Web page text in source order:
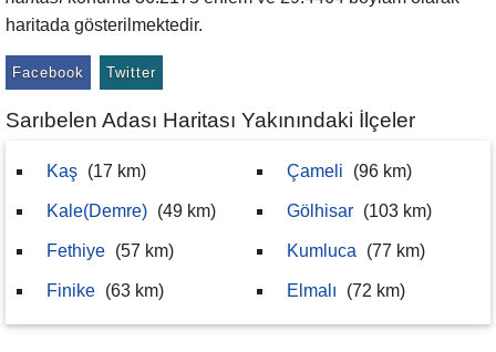
haritada gösterilmektedir.
Facebook Twitter
Sarıbelen Adası Haritası Yakınındaki İlçeler
Kaş (17 km)
Kale(Demre) (49 km)
Fethiye (57 km)
Finike (63 km)
Çameli (96 km)
Gölhisar (103 km)
Kumluca (77 km)
Elmalı (72 km)